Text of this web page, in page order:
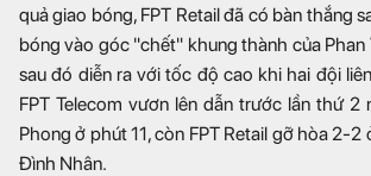
quả giao bóng, FPT Retail đã có bàn thắng
bóng vào góc "chết" khung thành của Phan
sau đó diễn ra với tốc độ cao khi hai đội
FPT Telecom vươn lên dẫn trước lần thứ 2
Phong ở phút 11, còn FPT Retail gỡ hòa 2-2
Đình Nhân.